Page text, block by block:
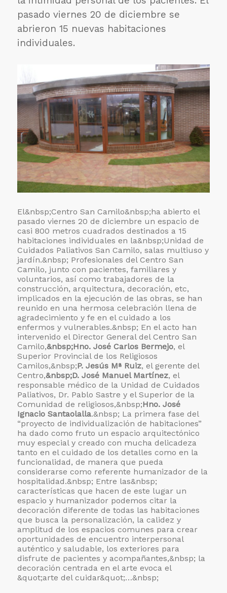
pasado viernes 20 de diciembre se
abrieron 15 nuevas habitaciones
individuales.
El&nbsp;Centro San Camilo&nbsp;ha abierto el
pasado viernes 20 de diciembre un espacio de
casi 800 metros cuadrados destinados a 15
habitaciones individuales en la&nbsp;Unidad de
Cuidados Paliativos San Camilo, salas multiuso y
jardín.&nbsp; Profesionales del Centro San
Camilo, junto con pacientes, familiares y
voluntarios, así como trabajadores de la
construcción, arquitectura, decoración, etc,
implicados en la ejecución de las obras, se han
reunido en una hermosa celebración llena de
agradecimiento y fe en el cuidado a los
enfermos y vulnerables.&nbsp; En el acto han
intervenido el Director General del Centro San
Camilo,&nbsp;Hno. José Carlos Bermejo, el
Superior Provincial de los Religiosos
Camilos,&nbsp;P. Jesús Mª Ruiz, el gerente del
Centro,&nbsp;D. José Manuel Martínez, el
responsable médico de la Unidad de Cuidados
Paliativos, Dr. Pablo Sastre y el Superior de la
Comunidad de religiosos,&nbsp;Hno. José
Ignacio Santaolalla.&nbsp; La primera fase del
“proyecto de individualización de habitaciones”
ha dado como fruto un espacio arquitectónico
muy especial y creado con mucha delicadeza
tanto en el cuidado de los detalles como en la
funcionalidad, de manera que pueda
considerarse como referente humanizador de la
hospitalidad.&nbsp; Entre las&nbsp;
características que hacen de este lugar un
espacio y humanizador podemos citar la
decoración diferente de todas las habitaciones
que busca la personalización, la calidez y
amplitud de los espacios comunes para crear
oportunidades de encuentro interpersonal
auténtico y saludable, los exteriores para
disfrute de pacientes y acompañantes,&nbsp; la
decoración centrada en el arte evoca el
&quot;arte del cuidar&quot;…&nbsp;